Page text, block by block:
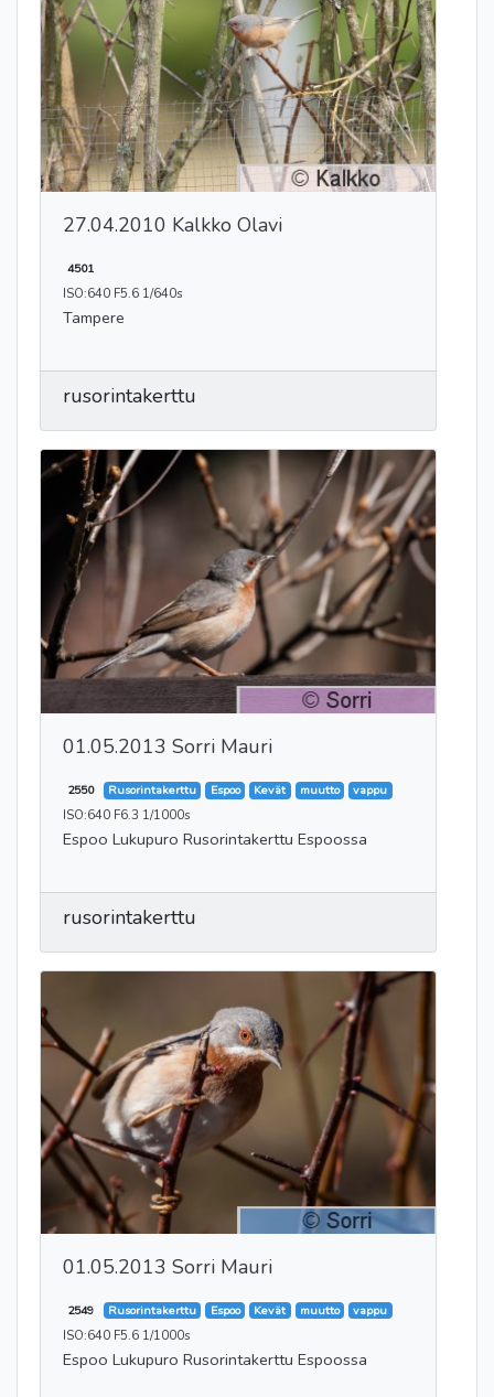
27.04.2010 Kalkko Olavi
4501
ISO:640 F5.6 1/640s
Tampere
rusorintakerttu
01.05.2013 Sorri Mauri
2550 Rusorintakerttu Espoo Kevät muutto vappu
ISO:640 F6.3 1/1000s
Espoo Lukupuro Rusorintakerttu Espoossa
rusorintakerttu
01.05.2013 Sorri Mauri
2549 Rusorintakerttu Espoo Kevät muutto vappu
ISO:640 F5.6 1/1000s
Espoo Lukupuro Rusorintakerttu Espoossa